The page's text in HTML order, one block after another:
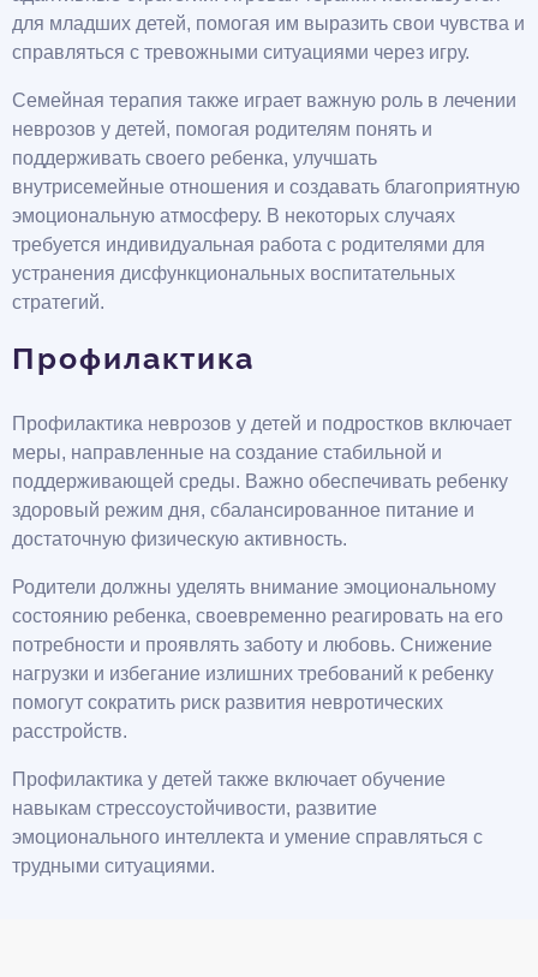
для младших детей, помогая им выразить свои чувства и
справляться с тревожными ситуациями через игру.
Семейная терапия также играет важную роль в лечении
неврозов у детей, помогая родителям понять и
поддерживать своего ребенка, улучшать
внутрисемейные отношения и создавать благоприятную
эмоциональную атмосферу. В некоторых случаях
требуется индивидуальная работа с родителями для
устранения дисфункциональных воспитательных
стратегий.
Профилактика
Профилактика неврозов у детей и подростков включает
меры, направленные на создание стабильной и
поддерживающей среды. Важно обеспечивать ребенку
здоровый режим дня, сбалансированное питание и
достаточную физическую активность.
Родители должны уделять внимание эмоциональному
состоянию ребенка, своевременно реагировать на его
потребности и проявлять заботу и любовь. Снижение
нагрузки и избегание излишних требований к ребенку
помогут сократить риск развития невротических
расстройств.
Профилактика у детей также включает обучение
навыкам стрессоустойчивости, развитие
эмоционального интеллекта и умение справляться с
трудными ситуациями.